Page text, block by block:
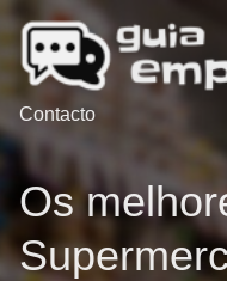
Contacto
Os